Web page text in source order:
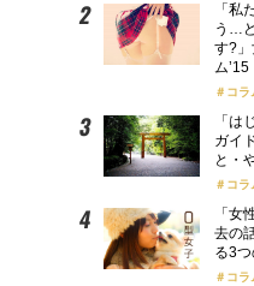
「私
う…
す?
ム’15
コラ
「は
ガイ
と・
コラ
「女
去の
る3
コラ